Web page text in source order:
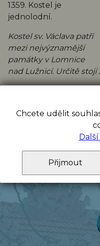
1359. Kostel je
jednolodní.
Kostel sv. Václava patří
mezi nejvýznamější
památky v Lomnice
nad Lužnicí. Určitě stojí
Chcete udělit
Přijmout